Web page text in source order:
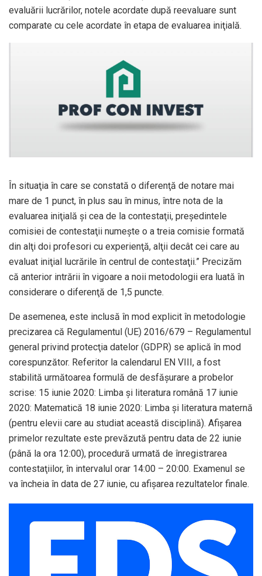
evaluării lucrărilor, notele acordate după reevaluare sunt
comparate cu cele acordate în etapa de evaluarea iniţială.
În situaţia în care se constată o diferenţă de notare mai
mare de 1 punct, în plus sau în minus, între nota de la
evaluarea iniţială şi cea de la contestaţii, preşedintele
comisiei de contestaţii numeşte o a treia comisie formată
din alţi doi profesori cu experienţă, alţii decât cei care au
evaluat iniţial lucrările în centrul de contestaţii.” Precizăm
că anterior intrării în vigoare a noii metodologii era luată în
considerare o diferenţă de 1,5 puncte.
De asemenea, este inclusă în mod explicit în metodologie
precizarea că Regulamentul (UE) 2016/679 – Regulamentul
general privind protecţia datelor (GDPR) se aplică în mod
corespunzător. Referitor la calendarul EN VIII, a fost
stabilită următoarea formulă de desfăşurare a probelor
scrise: 15 iunie 2020: Limba şi literatura română 17 iunie
2020: Matematică 18 iunie 2020: Limba şi literatura maternă
(pentru elevii care au studiat această disciplină). Afişarea
primelor rezultate este prevăzută pentru data de 22 iunie
(până la ora 12:00), procedură urmată de înregistrarea
contestaţiilor, în intervalul orar 14:00 – 20:00. Examenul se
va încheia în data de 27 iunie, cu afişarea rezultatelor finale.